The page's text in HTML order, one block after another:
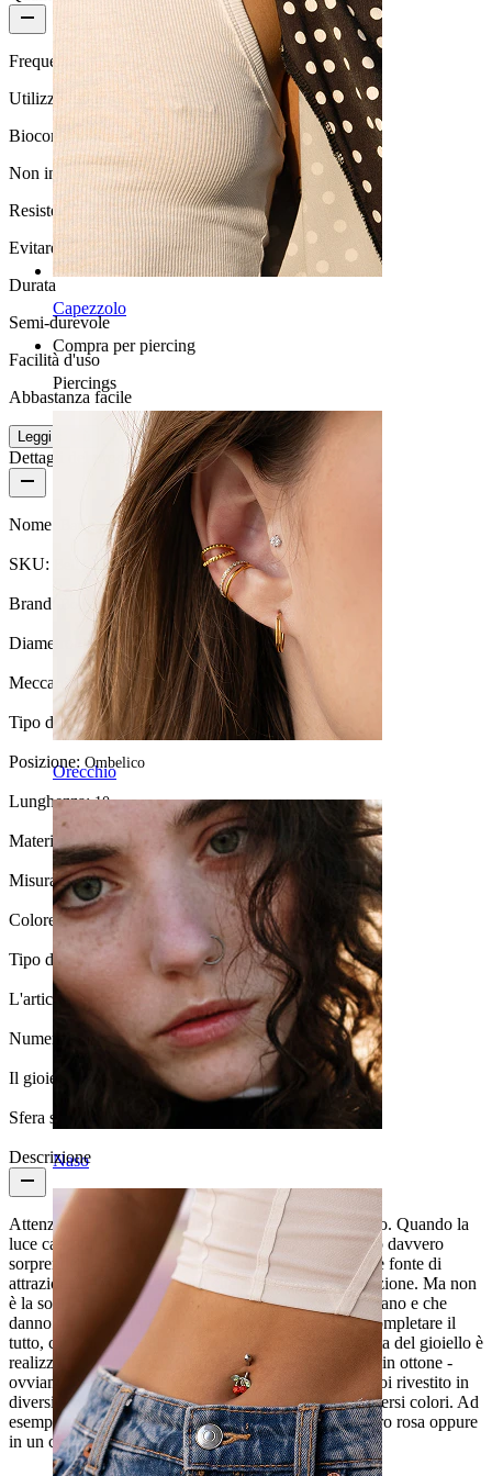
Capezzolo
Compra per piercing
Piercings
Orecchio
Naso
Frequenza di utilizzo
Utilizzo moderato
Biocompatibilità
Non indicato per pelli sensibili
Resistenza all'acqua
Evitare l''acqua
Durata
Semi-durevole
Facilità d'uso
Abbastanza facile
Leggi di più
Dettagli del prodotto
Nome: Barra per ombelico con pietra centrale sfaccettata
SKU: Belly-208
Brand: Bodymod Trend
Diametro del filo:1.6 mm
Meccanismo di chiusura: Filettatura esterna
Tipo di gioiello: Barbell
Posizione: Ombelico
Lunghezza:10 mm
Materiale:Acciaio chirurgico / Ottone
Misura della sfera: 5 mm.
Colore della pietra:
Tipo di pietra: Zirconia cubica
L'articolo è incollato?:
Numero di pezzi:
Il gioiello ha un rivestimento?: Sì, completamente
Sfera superiore:
Descrizione
Attenzione! Potresti abbagliare tutti con questo gioiello. Quando la
luce cade sul punto giusto, viene riflessa per un effetto davvero
sorprendente. La grande pietra centrale è la più grande fonte di
attrazione, in quanto è quella che attirerà di più l'attenzione. Ma non
è la sola, ci sono altre pietre più piccole che la circondano e che
danno un senso di profondità al gioiello. Infine, per completare il
tutto, c'è una pietra all'altra estremità del gioiello. L'asta del gioiello è
realizzata in acciaio chirurgico, ma la parte inferiore è in ottone -
ovviamente a parte le pietre. L'intero gioiello è stato poi rivestito in
diversi modi, per dare l'opportunità di scegliere tra diversi colori. Ad
esempio, puoi avere questo gioiello in un bel colore oro rosa oppure
in un classico ed elegante oro giallo.